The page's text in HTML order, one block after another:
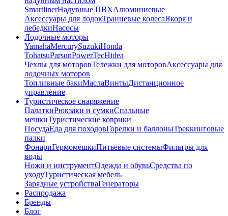
SmartlinerНадувные ПВХАлюминиевые
Аксессуары для лодокТранцевые колесаЯкоря и
лебедкиНасосы
Лодочные моторы
YamahaMercurySuzukiHonda
TohatsuParsunPowerTecHidea
Чехлы для моторовТележки для моторовАксессуары для
лодочных моторов
Топливные бакиМаслаВинтыДистанционное
управление
Туристическое снаряжение
ПалаткиРюкзаки и сумкиСпальные
мешкиТуристические коврики
ПосудаЕда для походовГорелки и баллоныТреккинговые
палки
ФонариГермомешкиПитьевые системыФильтры для
воды
Ножи и инструментОдежда и обувьСредства по
уходуТуристическая мебель
Зарядные устройстваГенераторы
Распродажа
Бренды
Блог